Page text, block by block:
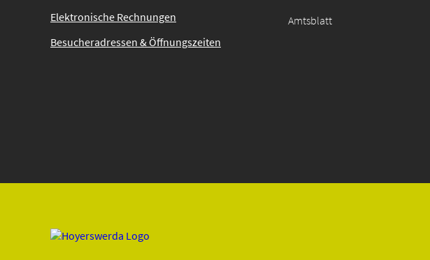
Elektronische Rechnungen
Besucheradressen & Öffnungszeiten
Amtsblatt